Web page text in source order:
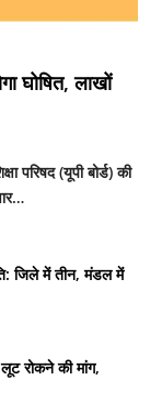
घोषित, लाखों
परिषद (यूपी बोर्ड) की
जिले में तीन, मंडल में
रोकने की मांग,